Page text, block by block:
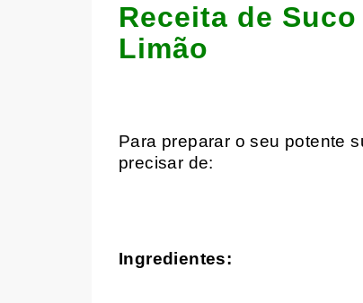
Receita de
Limão
Para preparar o seu potente
precisar de:
Ingredientes: